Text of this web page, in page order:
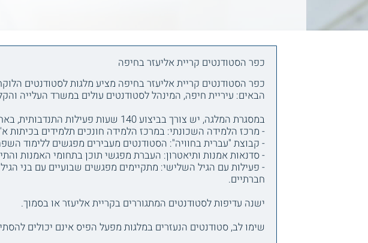
כפר הסטודנטים קריית אליעזר בחיפה
כפר הסטודנטים קריית אליעזר בחיפה מציע מלגות לסטודנטים
הבאים: עיריית חיפה, המינהל לסטודנטים עולים במשרד העלייה
במסגרת המלגה, יש צורך בביצוע 140 שעות פעילות התנדבותית, באחת מן התכניות הבאות:
- מרכז הלמידה השכונתי: במרכז הלמידה חונכים תלמידים בכיתות
- קבוצת "עברית בחוויה": הסטודנטים מעבירים מפגשים ללימוד
- סדנאות אמנות ותיאטרון: העברת מפגשי תוכן בתחומי האמנות
- פעילות עם הגיל השלישי: מתקיימים מפגשים שבועיים עם בני
חברתיים.
ישנה עדיפות לסטודנטים המתגוררים בקריית אליעזר או בסמוך.
שימו לב, סטודנטים הנעזרים במלגות מפעל הפיס אינם יכולים